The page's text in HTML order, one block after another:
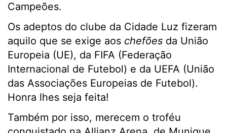
Campeões.
Os adeptos do clube da Cidade Luz fizeram
aquilo que se exige aos chefões da União
Europeia (UE), da FIFA (Federação
Internacional de Futebol) e da UEFA (União
das Associações Europeias de Futebol).
Honra lhes seja feita!
Também por isso, merecem o troféu